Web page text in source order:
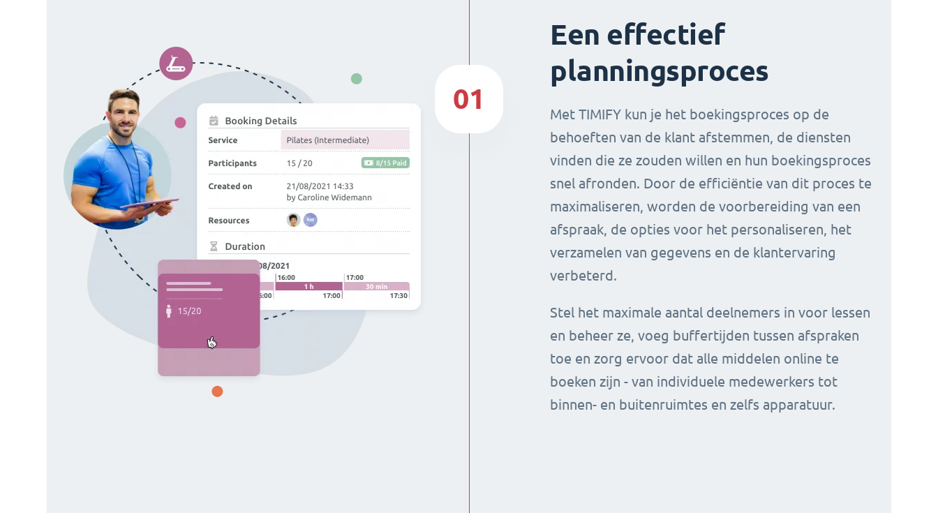
Een effectief
planningsproces
Met TIMIFY kun je het boekingsproces op de
behoeften van de klant afstemmen, de diensten
vinden die ze zouden willen en hun boekingsproces
snel afronden. Door de efficiëntie van dit proces te
maximaliseren, worden de voorbereiding van een
afspraak, de opties voor het personaliseren, het
verzamelen van gegevens en de klantervaring
verbeterd.
Stel het maximale aantal deelnemers in voor lessen
en beheer ze, voeg buffertijden tussen afspraken
toe en zorg ervoor dat alle middelen online te
boeken zijn - van individuele medewerkers tot
binnen- en buitenruimtes en zelfs apparatuur.
01